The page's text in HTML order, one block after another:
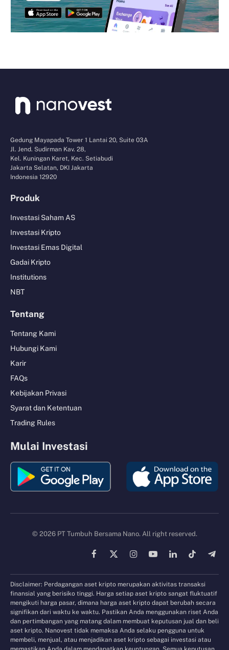
Gedung Mayapada Tower 1 Lantai 20, Suite 03A
Jl. Jend. Sudirman Kav. 28,
Kel. Kuningan Karet, Kec. Setiabudi
Jakarta Selatan, DKI Jakarta
Indonesia 12920
Produk
Investasi Saham AS
Investasi Kripto
Investasi Emas Digital
Gadai Kripto
Institutions
NBT
Tentang
Tentang Kami
Hubungi Kami
Karir
FAQs
Kebijakan Privasi
Syarat dan Ketentuan
Trading Rules
Mulai Investasi
© 2026 PT Tumbuh Bersama Nano. All right reserved.
Facebook
X
InstagramYouTubeLinkedInTikTok
Disclaimer: Perdagangan aset kripto merupakan aktivitas transaksi
finansial yang berisiko tinggi. Harga setiap aset kripto sangat fluktuatif
mengikuti harga pasar, dimana harga aset kripto dapat berubah secara
signifikan dari waktu ke waktu. Pastikan Anda menggunakan riset Anda
dan pertimbangan yang matang dalam membuat keputusan jual dan beli
aset kripto. Nanovest tidak memaksa Anda selaku pengguna untuk
membeli, menjual, atau menjadikan aset kripto sebagai investasi atau